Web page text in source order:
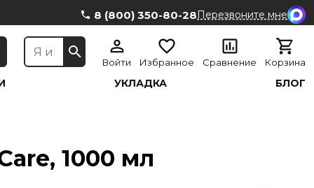
8 (800) 350-80-28Перезвоните мне
Войти Избранное Сравнение Корзина
УКЛАДКА БЛОГ
1000 мл